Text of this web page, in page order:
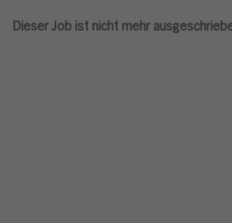
Dieser Job ist nicht mehr